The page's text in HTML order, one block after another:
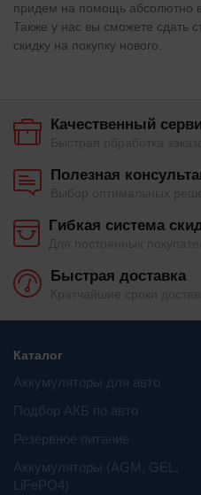
придем на помощь абсолютно
Также у нас вы сможете сдать
скидку на покупку нового.
Качественный
Полезная
Гибкая система
Быстрая доставка
Каталог
Аккумуляторы для авто
Подбор АКБ по авто
Резервное питание
Aккумуляторы (AGM, GEL,
LiFePO4)